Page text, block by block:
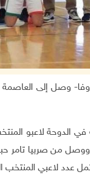
الدوحة 13-2-2023 وفا- وصل
في الدوحة لاعبو
ووصل من صربيا تامر
عدد لاعبي